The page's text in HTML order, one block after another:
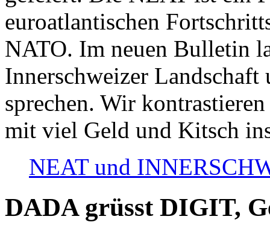
euroatlantischen
NATO. Im neuen Bulletin
Innerschweizer
sprechen. Wir
mit viel Geld und Kitsch
NEAT und
DADA grüsst DIGIT,